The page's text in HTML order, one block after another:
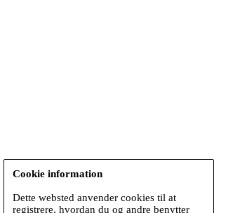
Cookie information
Dette websted anvender cookies til at
registrere, hvordan du og andre benytter